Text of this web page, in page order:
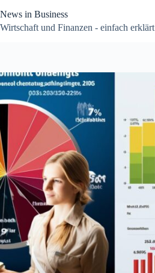
Inhalt
springen
News in Business
Wirtschaft und Finanzen - einfach erklärt